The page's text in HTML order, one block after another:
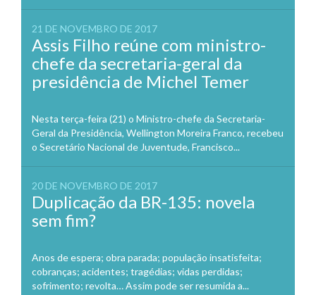
21 DE NOVEMBRO DE 2017
Assis Filho reúne com ministro-
chefe da secretaria-geral da
presidência de Michel Temer
Nesta terça-feira (21) o Ministro-chefe da Secretaria-
Geral da Presidência, Wellington Moreira Franco, recebeu
o Secretário Nacional de Juventude, Francisco...
20 DE NOVEMBRO DE 2017
Duplicação da BR-135: novela
sem fim?
Anos de espera; obra parada; população insatisfeita;
cobranças; acidentes; tragédias; vidas perdidas;
sofrimento; revolta… Assim pode ser resumida a...